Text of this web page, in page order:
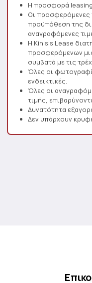
Η προσφορά leasing
Οι προσφερόμενες
προϋπόθεση της
αναγραφόμενες
Η Kinisis Lease
προσφερόμενων
συμβατά με τις
Όλες οι
ενδεικτικές.
Όλες οι
τιμής,
Δυνατότητα
Δεν υπάρχουν